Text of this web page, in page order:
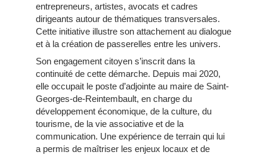
entrepreneurs, artistes, avocats et cadres
dirigeants autour de thématiques transversales.
Cette initiative illustre son attachement au dialogue
et à la création de passerelles entre les univers.
Son engagement citoyen s’inscrit dans la
continuité de cette démarche. Depuis mai 2020,
elle occupait le poste d’adjointe au maire de Saint-
Georges-de-Reintembault, en charge du
développement économique, de la culture, du
tourisme, de la vie associative et de la
communication. Une expérience de terrain qui lui
a permis de maîtriser les enjeux locaux et de